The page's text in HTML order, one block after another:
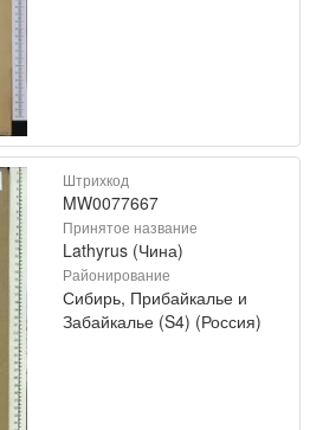
Штрихкод
MW0077667
Принятое название
Lathyrus (Чина)
Районирование
Сибирь, Прибайкалье и
Забайкалье (S4) (Россия)